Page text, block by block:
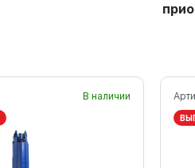
В наличии